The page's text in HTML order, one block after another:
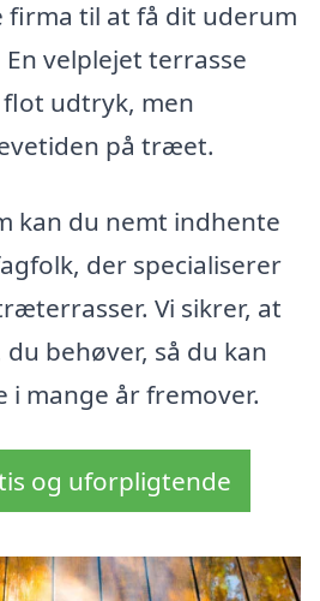
til at få dit uderum
velplejet terrasse
udtryk, men
på træet.
kan du nemt indhente
der specialiserer
Vi sikrer, at
behøver, så du kan
i mange år fremover.
og uforpligtende